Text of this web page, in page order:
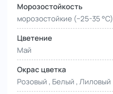
Морозостойкость
морозостойкие (−25-35 °С)
Цветение
Май
Окрас цветка
Розовый , Белый , Лиловый